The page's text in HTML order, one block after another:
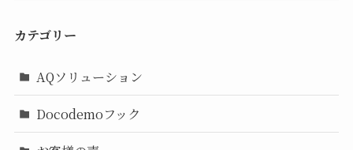
カテゴリー
AQソリューション
Docodemoフック